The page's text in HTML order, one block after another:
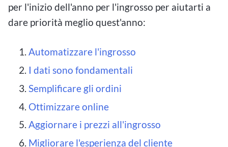
per l'inizio dell'anno per l'ingrosso per aiutarti a
dare priorità meglio quest'anno:
Automatizzare l'ingrosso
I dati sono fondamentali
Semplificare gli ordini
Ottimizzare online
Aggiornare i prezzi all'ingrosso
Migliorare l'esperienza del cliente